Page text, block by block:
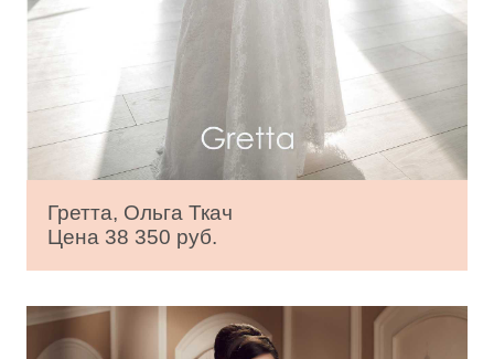
Гретта, Ольга Ткач
Цена 38 350 руб.